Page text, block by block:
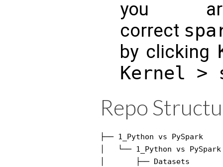
you
correct
by clicking
Kernel >
Repo
├── 1_Python vs PySpark
│   └── 1_Python vs PySpark
│       ├── Datasets